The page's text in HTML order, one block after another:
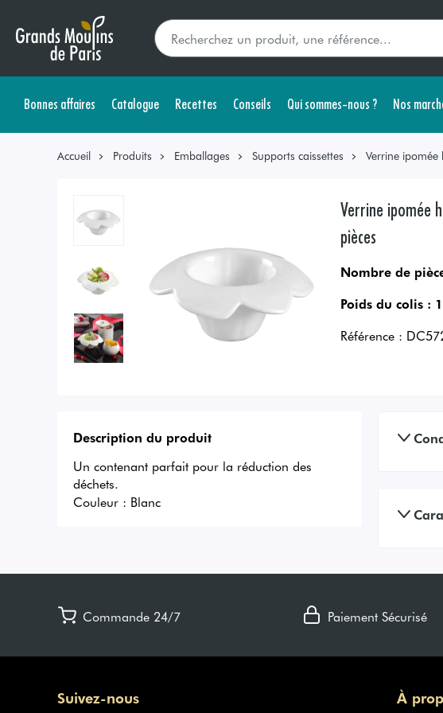
Bonnes affaires Catalogue Recettes Conseils Qui sommes-nous ? Nos
Accueil Produits Emballages Supports caissettes Verrine
Verrine ipomée
pièces
Nombre de
Poids du colis :
Référence :
Description du produit
Un contenant parfait pour la réduction des
déchets.
Couleur : Blanc
Commande 24/7 Paiement Sécurisé
Suivez-nous À